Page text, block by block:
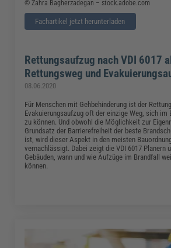
© Zahra Bagherzadegan – stock.adobe.com
Fachartikel jetzt herunterladen
Rettungsaufzug nach VDI 6017
Rettungsweg und
08.06.2020
Für Menschen mit Gehbehinderung ist der
Evakuierungsaufzug oft der einzige Weg, sich
zu können. Und obwohl die Möglichkeit zur
Grundsatz der Barrierefreiheit der beste
ist, wird dieser Aspekt in den meisten
vernachlässigt. Dabei zeigt die VDI 6017 Planern
Gebäuden, wann und wie Aufzüge im Brandfall
können.